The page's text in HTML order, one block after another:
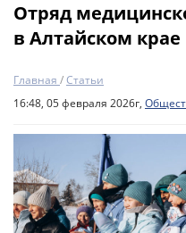
Отряд
в Алтайском крае
Главная /Статьи
16:48, 05 февраля 2026г,